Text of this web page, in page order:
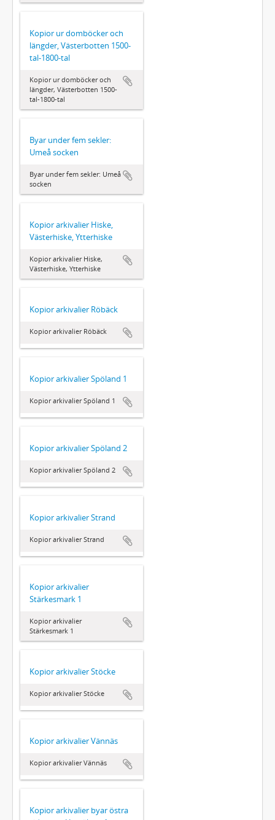
Kopior ur domböcker och
längder, Västerbotten 1500-
tal-1800-tal
Kopior ur domböcker och
längder, Västerbotten 1500-
tal-1800-tal
Byar under fem sekler:
Umeå socken
Byar under fem sekler: Umeå
socken
Kopior arkivalier Hiske,
Västerhiske, Ytterhiske
Kopior arkivalier Hiske,
Västerhiske, Ytterhiske
Kopior arkivalier Röbäck
Kopior arkivalier Röbäck
Kopior arkivalier Spöland 1
Kopior arkivalier Spöland 1
Kopior arkivalier Spöland 2
Kopior arkivalier Spöland 2
Kopior arkivalier Strand
Kopior arkivalier Strand
Kopior arkivalier
Stärkesmark 1
Kopior arkivalier
Stärkesmark 1
Kopior arkivalier Stöcke
Kopior arkivalier Stöcke
Kopior arkivalier Vännäs
Kopior arkivalier Vännäs
Kopior arkivalier byar östra